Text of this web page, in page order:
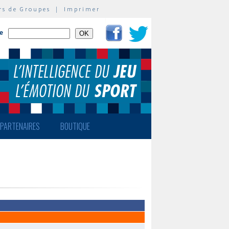
de Groupes | Imprimer
PARTENAIRES BOUTIQUE